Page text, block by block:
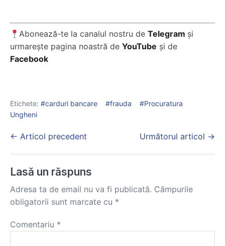
Abonează-te la canalul nostru deTelegram și
urmarește pagina noastră de YouTube și de
Facebook
Etichete: carduri bancare frauda
Procuratura
Ungheni
Post
← Articol precedent Următorul articol →
Lasă un răspuns
Adresa ta de email nu va fi publicată. Câmpurile
obligatorii sunt marcate cu *
Comentariu *